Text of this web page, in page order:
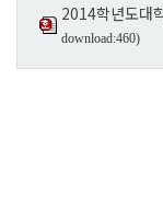
2014학년도대
download:460)